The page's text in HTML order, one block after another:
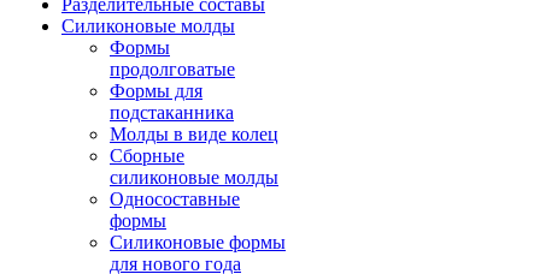
Разделительные составы
Силиконовые молды
Формы
продолговатые
Формы для
подстаканника
Молды в виде колец
Сборные
силиконовые молды
Односоставные
формы
Силиконовые формы
для нового года